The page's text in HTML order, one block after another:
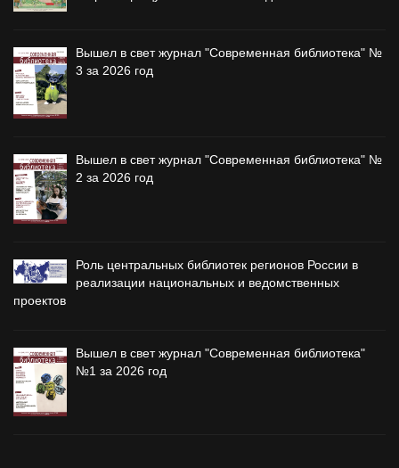
Вышел в свет журнал "Современная библиотека" №
3 за 2026 год
Вышел в свет журнал "Современная библиотека" №
2 за 2026 год
Роль центральных библиотек регионов России в
реализации национальных и ведомственных
проектов
Вышел в свет журнал "Современная библиотека"
№1 за 2026 год